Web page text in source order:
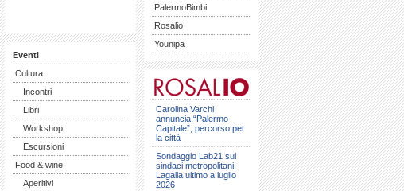
Eventi
Cultura
Incontri
Libri
Workshop
Escursioni
Food & wine
Aperitivi
PalermoBimbi
Rosalio
Younipa
Carolina Varchi
annuncia “Palermo
Capitale”, percorso per
la città
Sondaggio Lab21 sui
sindaci metropolitani,
Lagalla ultimo a luglio
2026